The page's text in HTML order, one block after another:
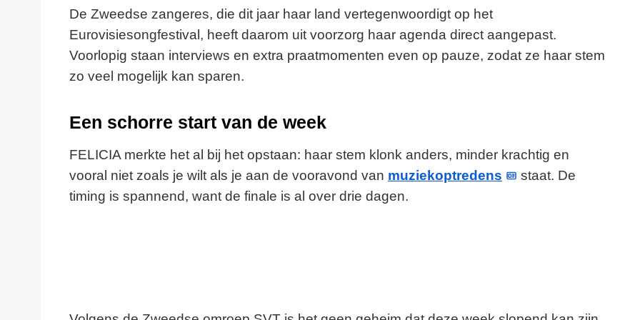
De Zweedse zangeres, die dit jaar haar land vertegenwoordigt op het
Eurovisiesongfestival, heeft daarom uit voorzorg haar agenda direct aangepast.
Voorlopig staan interviews en extra praatmomenten even op pauze, zodat ze haar stem
zo veel mogelijk kan sparen.
Een schorre start van de week
FELICIA merkte het al bij het opstaan: haar stem klonk anders, minder krachtig en
vooral niet zoals je wilt als je aan de vooravond van muziekoptredens
staat. De
timing is spannend, want de finale is al over drie dagen.